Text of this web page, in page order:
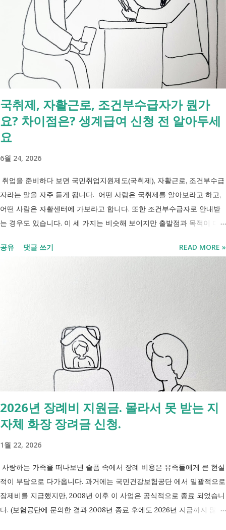
모든 절차를 대신 처리해주지는 않습니다. 행정복지센터에서는 - 금융재
산, 부동산, 세금, 연금 등 '조회' 신청할 수 있습니다. 나머지는 직접 해야
합니다. - 상속포기 또는 한정승인 법원 - 상속세, 취득세 신고 세무서, 시
군구청 - 예금 인출, 보험금 청구 은행, 보험사 사망신고 당일에 끝낼 수
있는 건 '신청까지', 처리는 2주 후 부터입니다. [조회되는 것 vs 안되는
것] 구분 조회 가능 조회 불가 금융 은행, 보험, 증권 사금융, 개인 간 거래
세금 국세, 지방세 - 자산 부동산, 자동차 해외 자산, 현금 기타 연금 사업
상 채무, 구독 [함께보면 좋은 링크] - 부모님 사망 후 ...
국취제, 자활근로, 조건부수급자가 뭔가
요? 차이점은? 생계급여 신청 전 알아두세
요
6월 24, 2026
취업을 준비하다 보면 국민취업지원제도(국취제), 자활근로, 조건부수급
자라는 말을 자주 듣게 됩니다. 어떤 사람은 국취제를 알아보라고 하고,
어떤 사람은 자활센터에 가보라고 합니다. 또한 조건부수급자로 안내받
는 경우도 있습니다. 이 세 가지는 비슷해 보이지만 출발점과 목적이 다
것조차 포기하고 싶어집니다. 그래서 포기하지 않길 바라는 마음에 쉽게
고용노동부 보건복지부·지자체 보건복지부·지자체 대상 취업을 원하는
저소득층, 청년, 중장년 수급자 및 차상위계층 근로능력이 있는 생계급여
수급자 목적 취업 지원 자립 준비 수급 유지 조건 관리 지원 상담, 훈련,
수당 자활사업 참여, 자활급여 자활사업 또는 취업지원 참여 참여 여부
신청 상황에 따라 참여 사실상 의무 즉, 국민취업제도 는 취업을 준비하
는 사람을 돕는 제도입니다. 자활근로 는 일한 기회를 제공하면서 자립을
지원하는 제도입니다. 조건부수급자 는 하나의 제도라기보다 생계급여를
받는 과정에서 일정한 참여 의무가 있는 상태를 말합니다. [조건부과 생
건부과유예·제시유예 취업을 준비하는 청년이라면? 국민취업지원제도 A
씨는 29세입니다. 현재 직장이 없고 취업을 준비하고 있습니다. 생활이
넉넉하지 않지만 기초생활수급자는 아닙니다. 이런 상황에서 많은 사람
들이 가장 먼저 알아보는 것이 국민취업지원제도 입니다. 고용센터를 통
해 취업 상담을 받고, 직업훈련에 참여하고, 요건에 따라 구직촉진수당을
공유 댓글 쓰기 READ MORE »
2026년 장례비 지원금. 몰라서 못 받는 지
자체 화장 장려금 신청.
1월 22, 2026
사랑하는 가족을 떠나보낸 슬픔 속에서 장례 비용은 유족들에게 큰 현실
적이 부담으로 다가옵니다. 과거에는 국민건강보험공단 에서 일괄적으로
장제비를 지급했지만, 2008년 이후 이 사업은 공식적으로 종료 되었습니
다. (보험공단에 문의한 결과 2008년 종료 후에도 2026년 지금까지 많은